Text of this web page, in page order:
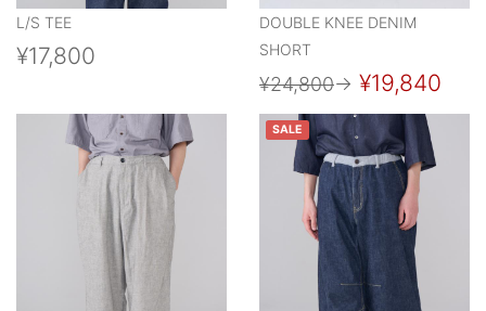
L/S TEE
¥17,800
DOUBLE KNEE DENIM
SHORT
¥24,800→ ¥19,840
SALE